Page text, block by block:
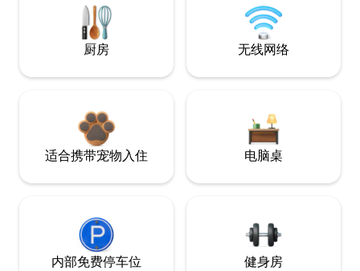
厨房 无线网络
适合携带宠物入住 电脑桌
内部免费停车位 健身房